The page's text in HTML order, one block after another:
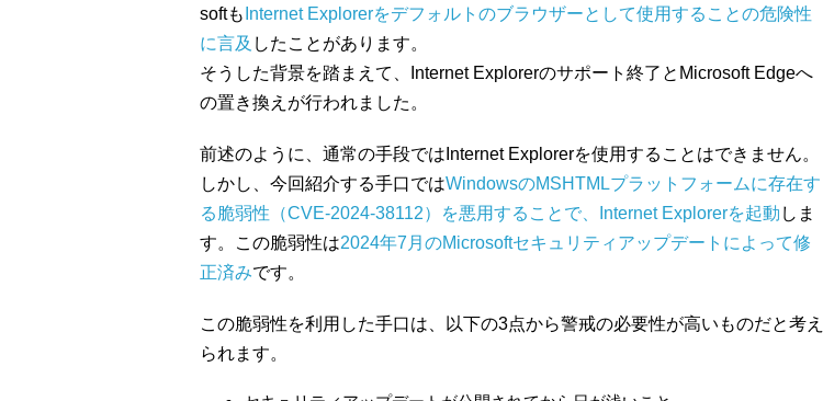
softも Internet Explorerをデフォルトのブラウザーとして使用することの危険性
に言及 したことがあります。
そうした背景を踏まえて、Internet Explorerのサポート終了とMicrosoft Edgeへ
の置き換えが行われました。
前述のように、通常の手段ではInternet Explorerを使用することはできません。
しかし、今回紹介する手口ではWindowsのMSHTMLプラットフォームに存在す
る脆弱性（CVE-2024-38112）を悪用することで、Internet Explorerを起動 しま
す。この脆弱性は2024年7月のMicrosoftセキュリティアップデートによって修
正済みです。
この脆弱性を利用した手口は、以下の3点から警戒の必要性が高いものだと考え
られます。